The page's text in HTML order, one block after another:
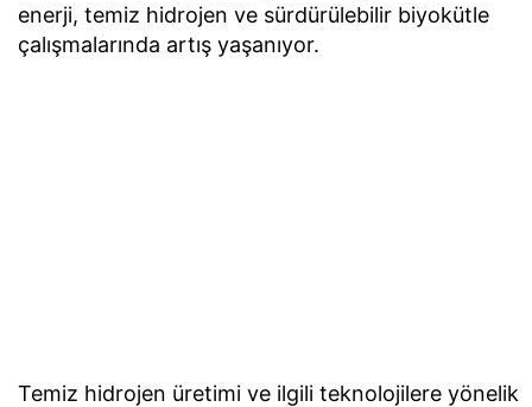
enerji, temiz hidrojen ve sürdürülebilir biyokütle
çalışmalarında artış yaşanıyor.
Temiz hidrojen üretimi ve ilgili teknolojilere yönelik